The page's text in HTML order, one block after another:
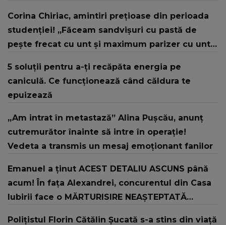
Corina Chiriac, amintiri prețioase din perioada
studenției! „Făceam sandvișuri cu pastă de
pește frecat cu unt și maximum parizer cu unt
5 soluții pentru a-ți recăpăta energia pe
caniculă. Ce funcționează când căldura te
epuizează
„Am intrat în metastază” Alina Pușcău, anunț
cutremurător înainte să intre în operație!
Vedeta a transmis un mesaj emoționant fanilor
Emanuel a ținut ACEST DETALIU ASCUNS până
acum! În fața Alexandrei, concurentul din Casa
Iubirii face o MĂRTURISIRE NEAȘTEPTATĂ
Polițistul Florin Cătălin Șucată s-a stins din viață